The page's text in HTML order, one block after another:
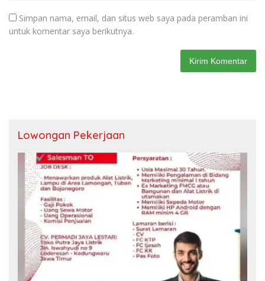
Simpan nama, email, dan situs web saya pada peramban ini
untuk komentar saya berikutnya.
Lowongan Pekerjaan